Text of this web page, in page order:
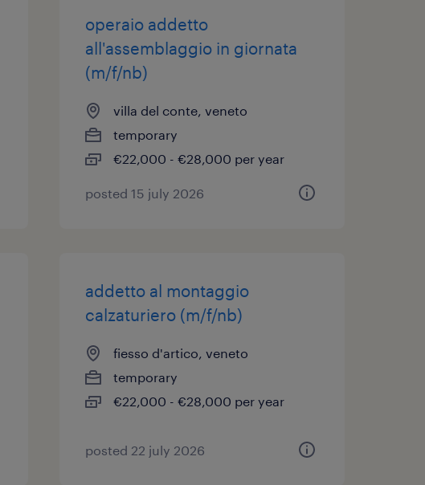
operaio addetto
all'assemblaggio in giornata
(m/f/nb)
villa del conte, veneto
temporary
€22,000 - €28,000 per year
posted 15 july 2026
addetto al montaggio
calzaturiero (m/f/nb)
fiesso d'artico, veneto
temporary
€22,000 - €28,000 per year
posted 22 july 2026